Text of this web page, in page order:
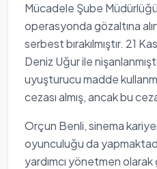
Mücadele Şube
operasyonda gözaltına
serbest bırakılmıştır. 21
Deniz Uğur ile
uyuşturucu madde
cezası almış, ancak bu
Orçun Benli, sinema
oyunculuğu da
yardımcı yönetmen olarak